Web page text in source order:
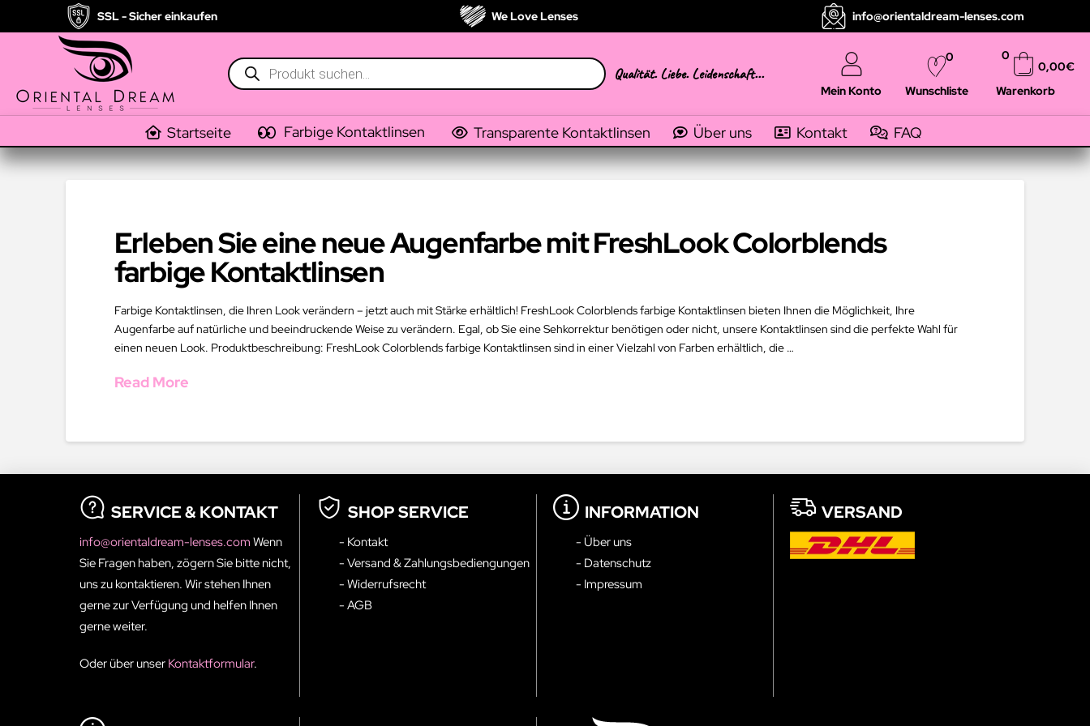
SSL - Sicher einkaufen We Love Lenses info@orientaldream-lenses.com
Products
search
Qualität. Liebe. Leidenschaft...
Mein Konto Wunschliste
0
Warenkorb
0,00€
0
Startseite Farbige Kontaktlinsen Transparente Kontaktlinsen Über uns Kontakt FAQ
Erleben Sie eine neue Augenfarbe mit FreshLook Colorblends
farbige Kontaktlinsen
Farbige Kontaktlinsen, die Ihren Look verändern – jetzt auch mit Stärke erhältlich! FreshLook Colorblends farbige Kontaktlinsen bieten Ihnen die Möglichkeit, Ihre
Augenfarbe auf natürliche und beeindruckende Weise zu verändern. Egal, ob Sie eine Sehkorrektur benötigen oder nicht, unsere Kontaktlinsen sind die perfekte Wahl für
einen neuen Look. Produktbeschreibung: FreshLook Colorblends farbige Kontaktlinsen sind in einer Vielzahl von Farben erhältlich, die …
Read More
SERVICE & KONTAKT
info@orientaldream-lenses.comWenn
Sie Fragen haben, zögern Sie bitte nicht,
uns zu kontaktieren. Wir stehen Ihnen
gerne zur Verfügung und helfen Ihnen
gerne weiter.
Oder über unserKontaktformular.
SHOP SERVICE
- Kontakt
- Versand & Zahlungsbediengungen
- Widerrufsrecht
- AGB
INFORMATION
- Über uns
- Datenschutz
- Impressum
VERSAND